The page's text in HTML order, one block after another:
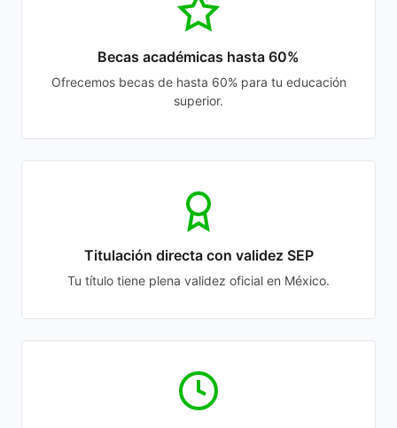
Becas académicas hasta 60%
Ofrecemos becas de hasta 60% para tu educación
superior.
Titulación directa con validez SEP
Tu título tiene plena validez oficial en México.